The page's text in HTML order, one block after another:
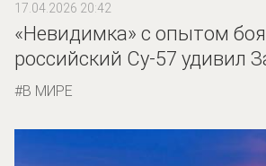
17.04.2026 20:42
«Невидимка» с опытом
российский Су-57 удивил
В МИРЕ